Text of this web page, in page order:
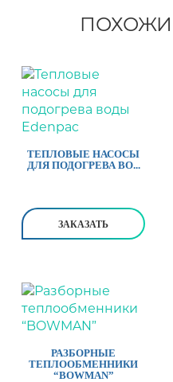
ТЕПЛОВЫЕ НАСОСЫ
ДЛЯ ПОДОГРЕВА ВО...
ЗАКАЗАТЬ
РАЗБОРНЫЕ
ТЕПЛООБМЕННИКИ
“BOWMAN”